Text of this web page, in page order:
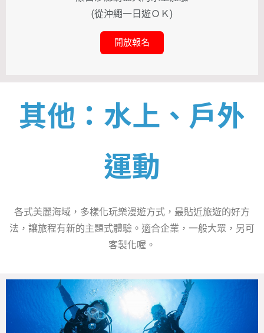
(從沖繩一日遊ＯＫ)
開放報名
其他：水上、戶外
運動
各式美麗海域，多樣化玩樂漫遊方式，最貼近旅遊的好方
法，讓旅程有新的主題式體驗。適合企業，一般大眾，另可
客製化喔。